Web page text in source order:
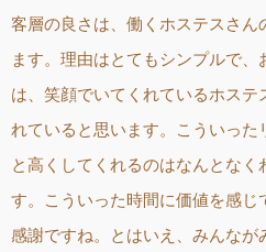
客層の良さは、働くホステスさん
ます。理由はとてもシンプルで
は、笑顔でいてくれているホステ
れていると思います。こういった
と高くしてくれるのはなんとなく
す。こういった時間に価値を感じ
感謝ですね。とはいえ、みんなが